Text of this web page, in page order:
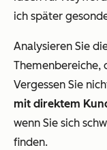
ich später
Analysieren Sie
Themenbereiche,
Vergessen Sie
mit direktem
wenn Sie sich
finden.